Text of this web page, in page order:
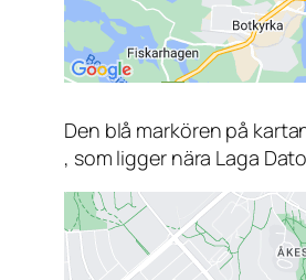
Den blå markören på
, som ligger nära Laga